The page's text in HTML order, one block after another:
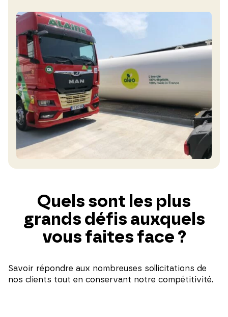
Quels sont les plus
grands défis auxquels
vous faites face ?
Savoir répondre aux nombreuses sollicitations de
nos clients tout en conservant notre compétitivité.